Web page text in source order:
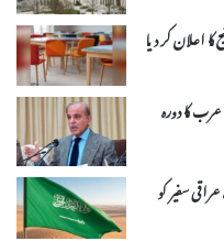
سعودی عرب کا دورہ
سفیر کو